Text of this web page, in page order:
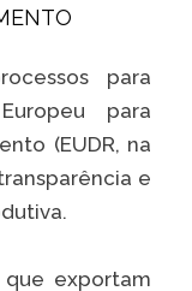
Florestas
ASG
Klabin
Inova
para
para
(EUDR, na
e
que exportam